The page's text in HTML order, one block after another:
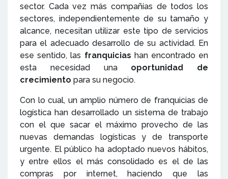
sector. Cada vez más compañías de todos los
sectores, independientemente de su tamaño y
alcance, necesitan utilizar este tipo de servicios
para el adecuado desarrollo de su actividad. En
ese sentido, las franquicias han encontrado en
esta necesidad una oportunidad de
crecimiento para su negocio.
Con lo cual, un amplio número de franquicias de
logística han desarrollado un sistema de trabajo
con el que sacar el máximo provecho de las
nuevas demandas logísticas y de transporte
urgente. El público ha adoptado nuevos hábitos,
y entre ellos el más consolidado es el de las
compras por internet, haciendo que las